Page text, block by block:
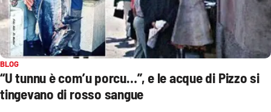
Cosenzachannel.it
Ilvibonese.it
Catanzarochannel.it
BLOG
“U tunnu è com’u porcu…”, e le acque di Pizzo si
tingevano di rosso sangue